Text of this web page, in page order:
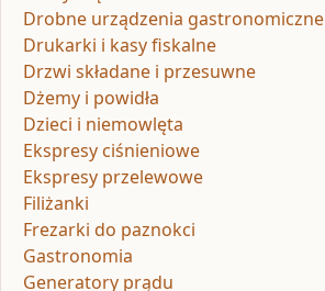
Drobne urządzenia gastronomiczne
Drukarki i kasy fiskalne
Drzwi składane i przesuwne
Dżemy i powidła
Dzieci i niemowlęta
Ekspresy ciśnieniowe
Ekspresy przelewowe
Filiżanki
Frezarki do paznokci
Gastronomia
Generatory prądu